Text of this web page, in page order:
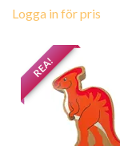
Logga in för pris
REA!